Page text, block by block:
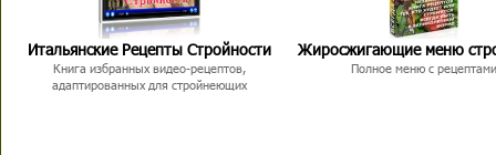
Итальянские Рецепты Стройности
Книга избранных видео-рецептов,
адаптированных для стройнеющих
Жиросжигающие меню
Полное меню с рецептами